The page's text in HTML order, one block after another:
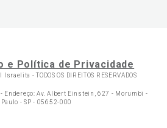
e Política de Privacidade
Israelita -TODOS OS DIREITOS RESERVADOS
Endereço: Av. Albert Einstein, 627 - Morumbi -
Paulo - SP - 05652-000